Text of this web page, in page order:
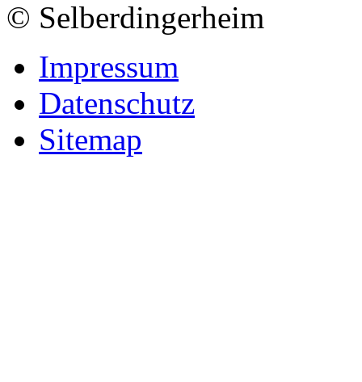
© Selberdingerheim
Impressum
Datenschutz
Sitemap